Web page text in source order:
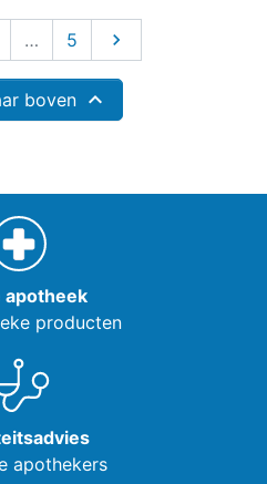
… 5 Volgende

boven 
apotheek
producten
apothekers